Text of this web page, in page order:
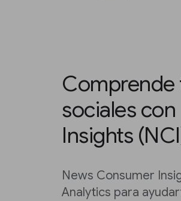
Comprende
sociales
Insights
News Consumer
Analytics para